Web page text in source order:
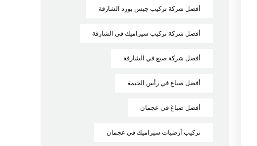
أفضل شركة تركيب جبس بورد الشارقة
أفضل شركة تركيب سيراميك في الشارقة
أفضل شركة صبغ في الشارقة
أفضل صباغ في رأس الخيمة
أفضل صباغ في عجمان
تركيب أرضيات سيراميك في عجمان